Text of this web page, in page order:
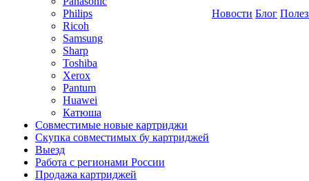
Philips
Ricoh
Samsung
Sharp
Toshiba
Xerox
Pantum
Huawei
Катюша
Совместимые новые картриджи
Скупка совместимых бу картриджей
Выезд
Работа с регионами России
Продажа картриджей
Новости Блог